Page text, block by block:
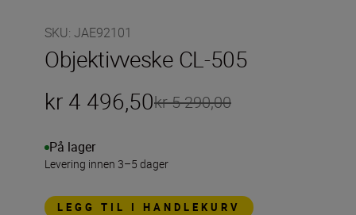
SKU: JAE92101
Objektivveske CL-505
kr 4 496,50kr 5 290,00
På lager
Levering innen 3–5 dager
LEGG TIL I HANDLEKURV